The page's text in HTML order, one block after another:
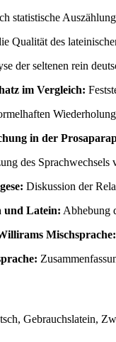
statistische
Qualität des
der seltenen rein
im Vergleich:
in der
des
Diskussion der
und Latein: Abhebung
Mischsprache:
Gebrauchslatein,